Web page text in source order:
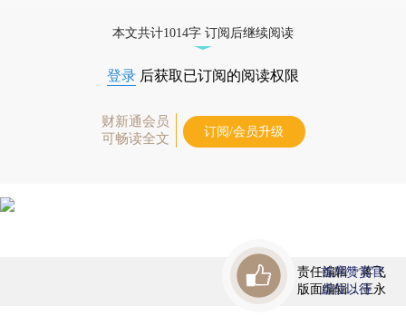
本文共计1014字 订阅后继续阅读
登录 后获取已订阅的阅读权限
财新通会员
可畅读全文
订阅/会员升级
责任编辑：蒋飞
版面编辑：王永
首席赞赏官
虚位以待